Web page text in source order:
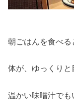
朝ごはんを食べる
体が、ゆっくりと
温かい味噌汁でも